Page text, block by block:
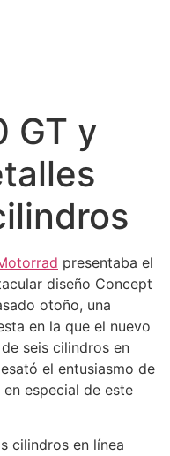
GT y
presentaba el
diseño Concept
otoño, una
en la que el nuevo
seis cilindros en
el entusiasmo de
especial de este
cilindros en línea